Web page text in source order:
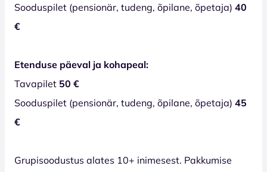
Sooduspilet (pensionär, tudeng, õpilane, õpetaja) 40
€
Etenduse päeval ja kohapeal:
Tavapilet 50 €
Sooduspilet (pensionär, tudeng, õpilane, õpetaja) 45
€
Grupisoodustus alates 10+ inimesest. Pakkumise